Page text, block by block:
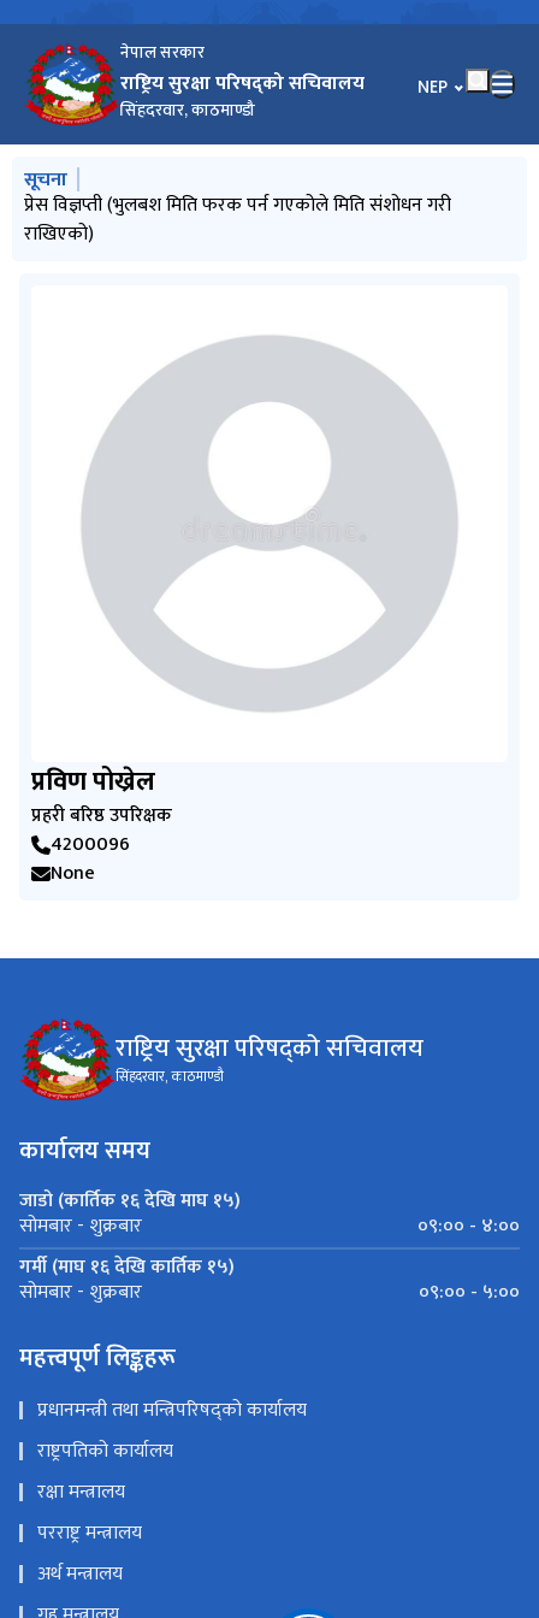
नेपाल सरकार
राष्ट्रिय सुरक्षा परिषद्को सचिवालय
सिंहदरवार, काठमाण्डौ
भाषा चयन गर्नुहोस्
NEP
मुख्य नेभिगेसनमा जानुहोस्
सूचना
प्रेस विज्ञप्ती
प्रेस विज्ञप्ती (भुलबश मिति फरक पर्न गएकोले मिति संशोधन गरी
राखिएको)
प्रेस विज्ञप्ती
प्रेस विज्ञप्ति
प्रविण पोख्रेल
प्रहरी बरिष्ठ उपरिक्षक
4200096
None
राष्ट्रिय सुरक्षा परिषद्को सचिवालय
सिंहदरवार, काठमाण्डौ
कार्यालय समय
जाडो (कार्तिक १६ देखि माघ १५)
सोमबार - शुक्रबार
०९:०० - ४:००
गर्मी (माघ १६ देखि कार्तिक १५)
सोमबार - शुक्रबार ०९:०० - ५:००
महत्त्वपूर्ण लिङ्कहरू
प्रधानमन्त्री तथा मन्त्रिपरिषद्को कार्यालय
राष्ट्रपतिको कार्यालय
रक्षा मन्त्रालय
परराष्ट्र मन्त्रालय
अर्थ मन्त्रालय